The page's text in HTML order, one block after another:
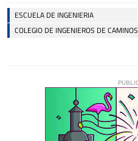
ESCUELA DE INGENIERIA
COLEGIO DE INGENIEROS DE CAMINOS